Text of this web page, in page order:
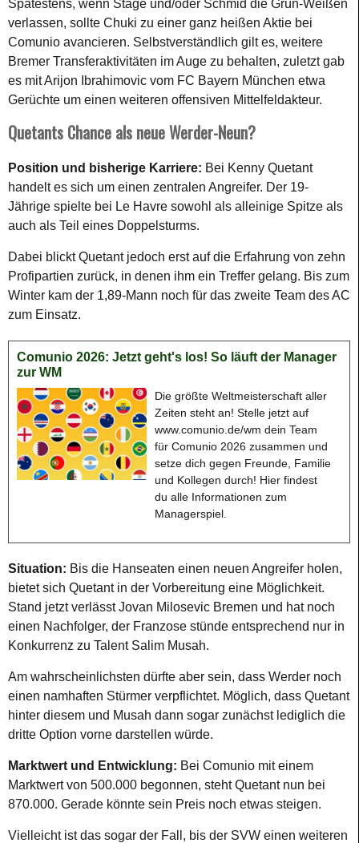
Spätestens, wenn Stage und/oder Schmid die Grün-Weißen
verlassen, sollte Chuki zu einer ganz heißen Aktie bei
Comunio avancieren. Selbstverständlich gilt es, weitere
Bremer Transferaktivitäten im Auge zu behalten, zuletzt gab
es mit Arijon Ibrahimovic vom FC Bayern München etwa
Gerüchte um einen weiteren offensiven Mittelfeldakteur.
Quetants Chance als neue Werder-Neun?
Position und bisherige Karriere: Bei Kenny Quetant
handelt es sich um einen zentralen Angreifer. Der 19-
Jährige spielte bei Le Havre sowohl als alleinige Spitze als
auch als Teil eines Doppelsturms.
Dabei blickt Quetant jedoch erst auf die Erfahrung von zehn
Profipartien zurück, in denen ihm ein Treffer gelang. Bis zum
Winter kam der 1,89-Mann noch für das zweite Team des AC
zum Einsatz.
Comunio 2026: Jetzt geht's los! So läuft der Manager
zur WM
Die größte Weltmeisterschaft aller
Zeiten steht an! Stelle jetzt auf
www.comunio.de/wm dein Team
für Comunio 2026 zusammen und
setze dich gegen Freunde, Familie
und Kollegen durch! Hier findest
du alle Informationen zum
Managerspiel.
Situation: Bis die Hanseaten einen neuen Angreifer holen,
bietet sich Quetant in der Vorbereitung eine Möglichkeit.
Stand jetzt verlässt Jovan Milosevic Bremen und hat noch
einen Nachfolger, der Franzose stünde entsprechend nur in
Konkurrenz zu Talent Salim Musah.
Am wahrscheinlichsten dürfte aber sein, dass Werder noch
einen namhaften Stürmer verpflichtet. Möglich, dass Quetant
hinter diesem und Musah dann sogar zunächst lediglich die
dritte Option vorne darstellen würde.
Marktwert und Entwicklung: Bei Comunio mit einem
Marktwert von 500.000 begonnen, steht Quetant nun bei
870.000. Gerade könnte sein Preis noch etwas steigen.
Vielleicht ist das sogar der Fall, bis der SVW einen weiteren